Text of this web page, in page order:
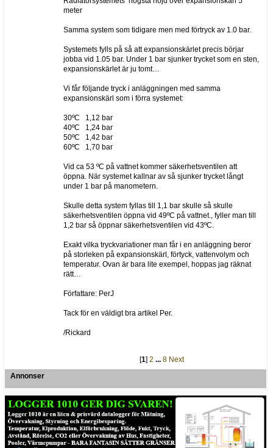
meter
Samma system som tidigare men med förtryck av 1.0 bar.
Systemets fylls på så att expansionskärlet precis börjar
jobba vid 1.05 bar. Under 1 bar sjunker trycket som en sten,
expansionskärlet är ju tomt…
Vi får följande tryck i anläggningen med samma
expansionskärl som i förra systemet:
30ºC 1,12 bar
40ºC 1,24 bar
50ºC 1,42 bar
60ºC 1,70 bar
Vid ca 53 ºC på vattnet kommer säkerhetsventilen att
öppna. När systemet kallnar av så sjunker trycket långt
under 1 bar på manometern.
Skulle detta system fyllas till 1,1 bar skulle så skulle
säkerhetsventilen öppna vid 49ºC på vattnet., fyller man till
1,2 bar så öppnar säkerhetsventilen vid 43ºC.
Exakt vilka tryckvariationer man får i en anläggning beror
på storleken på expansionskärl, förtyck, vattenvolym och
temperatur. Ovan är bara lite exempel, hoppas jag räknat
rätt…
Författare: PerJ
Tack för en väldigt bra artikel Per.
/Rickard
[1] 2 ... 8 Next
Annonser